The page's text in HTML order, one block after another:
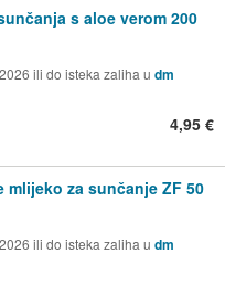
s aloe verom 200
ili do isteka zaliha u dm
4,95 €
mlijeko za sunčanje ZF 50
ili do isteka zaliha u dm